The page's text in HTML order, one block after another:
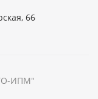
66
ИПМ"